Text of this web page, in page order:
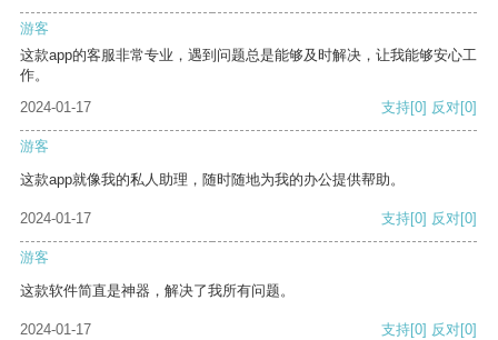
游客
这款app的客服非常专业，遇到问题总是能够及时解决，让我能够安心工
作。
2024-01-17
支持[0] 反对[0]
游客
这款app就像我的私人助理，随时随地为我的办公提供帮助。
2024-01-17 支持[0] 反对[0]
游客
这款软件简直是神器，解决了我所有问题。
2024-01-17 支持[0] 反对[0]